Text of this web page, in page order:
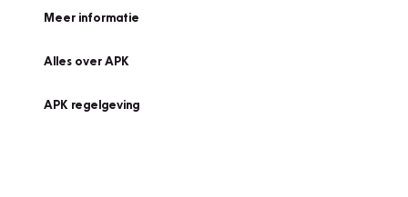
Meer informatie
Alles over APK
APK regelgeving